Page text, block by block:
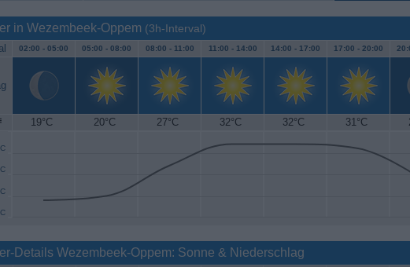
in Wezembeek-Oppem (3h-Interval)
02:00 - 05:00 05:00 - 08:00 08:00 - 11:00 11:00 - 14:00 14:00 - 17:00 17:00 - 20:00
19°C 20°C 27°C 32°C 32°C 31°C
Details Wezembeek-Oppem: Sonne & Niederschlag